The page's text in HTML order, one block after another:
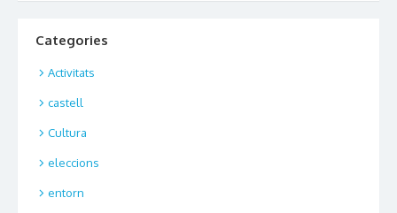
Categories
Activitats
castell
Cultura
eleccions
entorn